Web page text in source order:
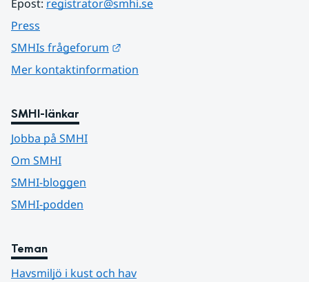
Epost: registrator@smhi.se
Press
SMHIs frågeforum
Mer kontaktinformation
SMHI-länkar
Jobba på SMHI
Om SMHI
SMHI-bloggen
SMHI-podden
Teman
Havsmiljö i kust och hav